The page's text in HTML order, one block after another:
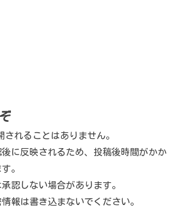
されることはありません。
に反映されるため、投稿後時間がかか
。
認しない場合があります。
報は書き込まないでください。